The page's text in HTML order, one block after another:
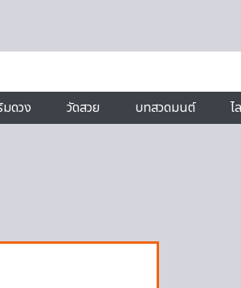
มดวง วัดสวย บทสวดมนต์ ไ